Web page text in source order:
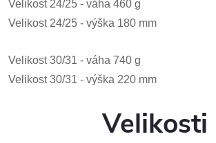
Velikost 24/25 - váha 460 g
Velikost 24/25 - výška 180 mm
Velikost 30/31 - váha 740 g
Velikost 30/31 - výška 220 mm
Velikosti